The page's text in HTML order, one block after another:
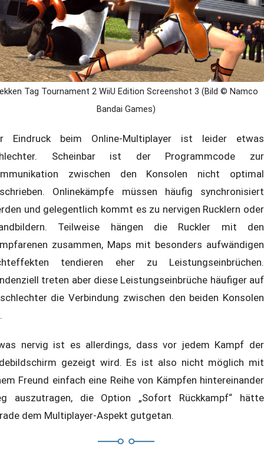
Tag Tournament 2 WiiU Edition Screenshot 3 (Bild © Namco
Bandai Games)
Eindruck beim Online-Multiplayer ist leider etwas
Scheinbar ist der Programmcode zur
zwischen den Konsolen nicht optimal
Onlinekämpfe müssen häufig synchronisiert
und gelegentlich kommt es zu nervigen Rucklern oder
Teilweise hängen die Ruckler mit den
zusammen, Maps mit besonders aufwändigen
tendieren eher zu Leistungseinbrüchen.
treten aber diese Leistungseinbrüche häufiger auf
die Verbindung zwischen den beiden Konsolen
nervig ist es allerdings, dass vor jedem Kampf der
gezeigt wird. Es ist also nicht möglich mit
Freund einfach eine Reihe von Kämpfen hintereinander
auszutragen, die Option „Sofort Rückkampf“ hätte
dem Multiplayer-Aspekt gutgetan.